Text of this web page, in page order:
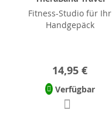
Fitness-Studio für Ihr
Handgepäck
14,95 €
Verfügbar